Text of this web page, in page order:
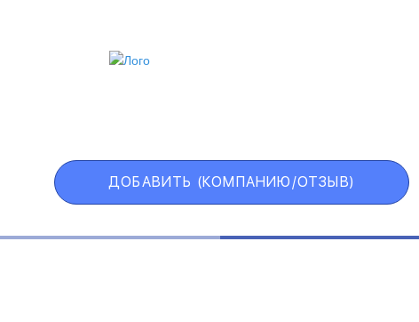
ДОБАВИТЬ (КОМПАНИЮ/ОТЗЫВ)